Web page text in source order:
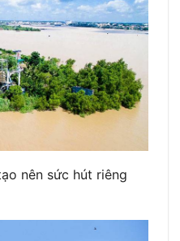
nên sức hút riêng